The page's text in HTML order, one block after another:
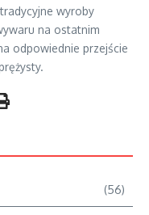
wyroby
na ostatnim
odpowiednie przejście
(56)